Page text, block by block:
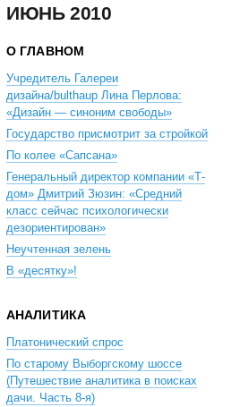
ИЮНЬ 2010
О ГЛАВНОМ
Учредитель Галереи
дизайна/bulthaup Лина Перлова:
«Дизайн — синоним свободы»
Государство присмотрит за стройкой
По колее «Сапсана»
Генеральный директор компании «Т-
дом» Дмитрий Зюзин: «Средний
класс сейчас психологически
дезориентирован»
Неучтенная зелень
В «десятку»!
АНАЛИТИКА
Платонический спрос
По старому Выборгскому шоссе
(Путешествие аналитика в поисках
дачи. Часть 8-я)